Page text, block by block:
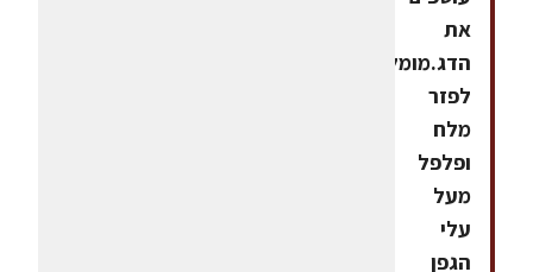
את
הדג.מומלץ
לפזר
מלח
ופלפל
מעל
עלי
הגפן